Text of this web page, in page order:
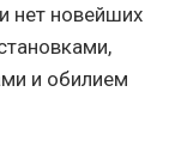
нет новейших
и обилием